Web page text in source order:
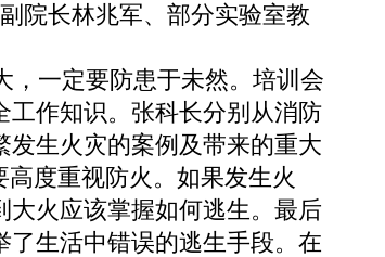
院长林兆军、部分实验室教
一定要防患于未然。培训会
作知识。张科长分别从消防
生火灾的案例及带来的重大
度重视防火。如果发生火
火应该掌握如何逃生。最后
生活中错误的逃生手段。在